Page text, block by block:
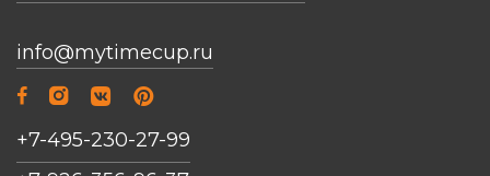
info@mytimecup.ru
+7-495-230-27-99